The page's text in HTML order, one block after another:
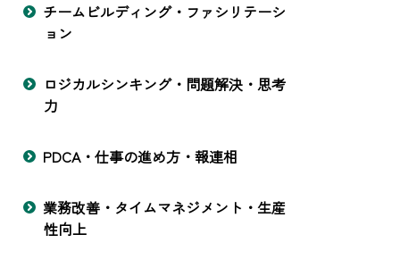
チームビルディング・ファシリテーシ
ョン
ロジカルシンキング・問題解決・思考
力
PDCA・仕事の進め方・報連相
業務改善・タイムマネジメント・生産
性向上